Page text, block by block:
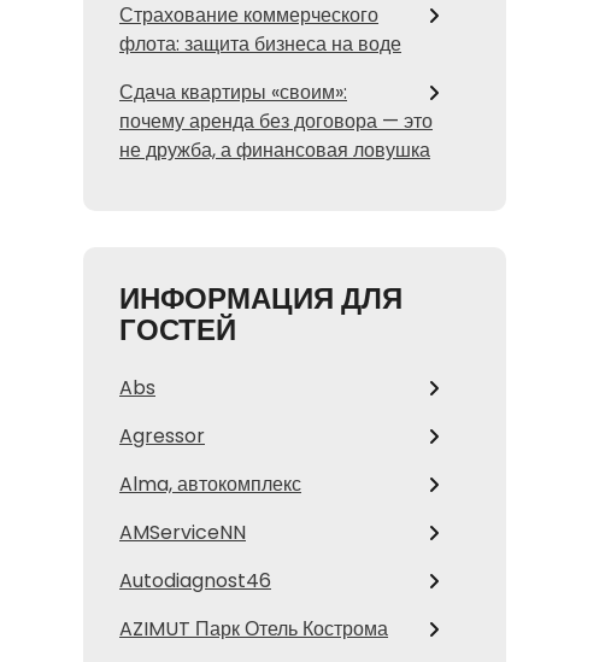
Страхование коммерческого
флота: защита бизнеса на воде
Сдача квартиры «своим»:
почему аренда без договора — это
не дружба, а финансовая ловушка
ИНФОРМАЦИЯ ДЛЯ
ГОСТЕЙ
Abs
Agressor
Alma, автокомплекс
AMServiceNN
Autodiagnost46
AZIMUT Парк Отель Кострома